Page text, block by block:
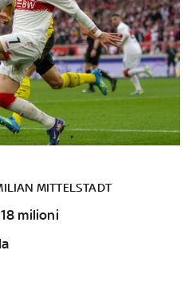
MITTELSTADT
18 milioni